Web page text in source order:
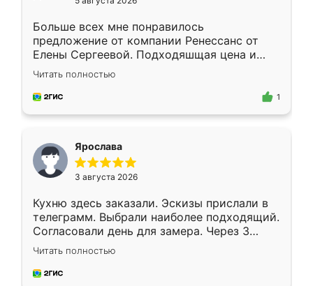
Больше всех мне понравилось
предложение от компании Ренессанс от
Елены Сергеевой. Подходяшщая цена и
короткие сроки изготовления. Приехавший
для замера сотрудник Владислав
предложил по моему эскизу самый
Читать полностью
1
Ярослава
3 августа 2026
Кухню здесь заказали. Эскизы прислали в
телеграмм. Выбрали наиболее подходящий.
Согласовали день для замера. Через 3
недели кухня была уже готова. Остались
довольны работой. Спасибо Ренессанс
мебель за качественную работу!
Читать полностью